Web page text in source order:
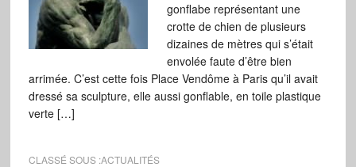
gonflabe représentant une
crotte de chien de plusieurs
dizaines de mètres qui s’était
envolée faute d’être bien
arrimée. C’est cette fois Place Vendôme à Paris qu’il avait
dressé sa sculpture, elle aussi gonflable, en toile plastique
verte […]
CLASSÉ SOUS :ACTUALITÉS